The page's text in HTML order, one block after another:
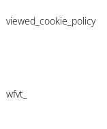
viewed_cookie_policy
wfvt_